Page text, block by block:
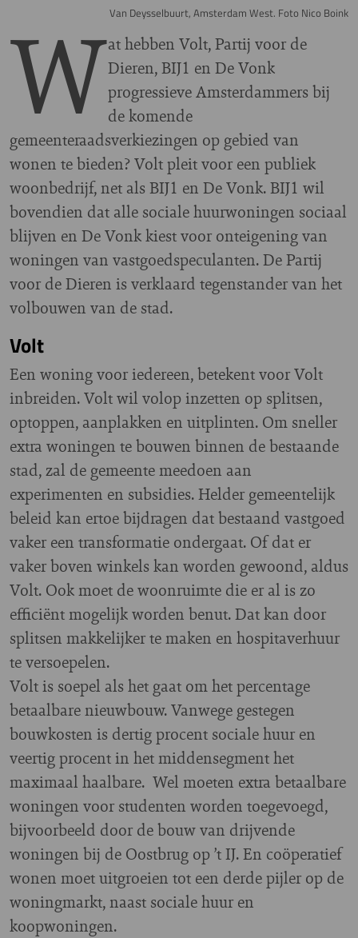
Van Deysselbuurt, Amsterdam West. Foto Nico Boink
Wat hebben Volt, Partij voor de
Dieren, BIJ1 en De Vonk
progressieve Amsterdammers bij
de komende
gemeenteraadsverkiezingen op gebied van
wonen te bieden? Volt pleit voor een publiek
woonbedrijf, net als BIJ1 en De Vonk. BIJ1 wil
bovendien dat alle sociale huurwoningen sociaal
blijven en De Vonk kiest voor onteigening van
woningen van vastgoedspeculanten. De Partij
voor de Dieren is verklaard tegenstander van het
volbouwen van de stad.
Volt
Een woning voor iedereen, betekent voor Volt
inbreiden. Volt wil volop inzetten op splitsen,
optoppen, aanplakken en uitplinten. Om sneller
extra woningen te bouwen binnen de bestaande
stad, zal de gemeente meedoen aan
experimenten en subsidies. Helder gemeentelijk
beleid kan ertoe bijdragen dat bestaand vastgoed
vaker een transformatie ondergaat. Of dat er
vaker boven winkels kan worden gewoond, aldus
Volt. Ook moet de woonruimte die er al is zo
efficiënt mogelijk worden benut. Dat kan door
splitsen makkelijker te maken en hospitaverhuur
te versoepelen.
Volt is soepel als het gaat om het percentage
betaalbare nieuwbouw. Vanwege gestegen
bouwkosten is dertig procent sociale huur en
veertig procent in het middensegment het
maximaal haalbare. Wel moeten extra betaalbare
woningen voor studenten worden toegevoegd,
bijvoorbeeld door de bouw van drijvende
woningen bij de Oostbrug op ’t IJ. En coöperatief
wonen moet uitgroeien tot een derde pijler op de
woningmarkt, naast sociale huur en
koopwoningen.